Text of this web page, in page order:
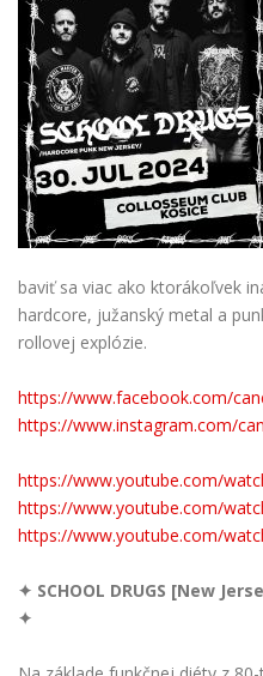
baviť sa viac ako ktorákoľvek
hardcore, južanský metal a
rollovej explózie.
https://www.facebook.com/
https://www.instagram.com/
https://www.youtube.com/
https://www.youtube.com/
https://www.youtube.com/
✦ SCHOOL DRUGS [New
✦